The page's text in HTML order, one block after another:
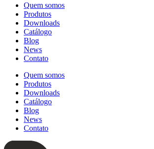
Quem somos
Produtos
Downloads
Catálogo
Blog
News
Contato
Quem somos
Produtos
Downloads
Catálogo
Blog
News
Contato